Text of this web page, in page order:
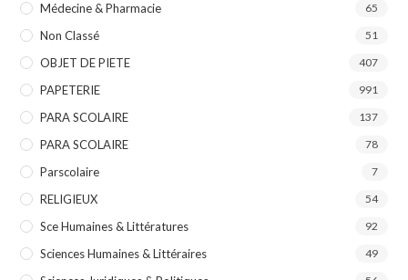
Médecine & Pharmacie 65
Non Classé 51
OBJET DE PIETE 407
PAPETERIE 991
PARA SCOLAIRE 137
PARA SCOLAIRE 78
Parscolaire 7
RELIGIEUX 54
Sce Humaines & Littératures 92
Sciences Humaines & Littéraires 49